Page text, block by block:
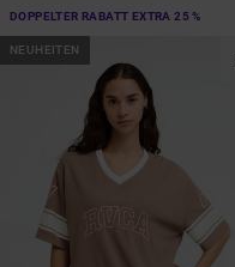
DOPPELTER RABATT EXTRA 25 %
NEUHEITEN